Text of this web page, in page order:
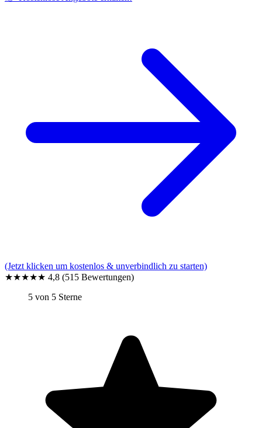
(Jetzt klicken um kostenlos & unverbindlich zu starten)
★★★★★ 4,8 (515 Bewertungen)
5 von 5 Sterne